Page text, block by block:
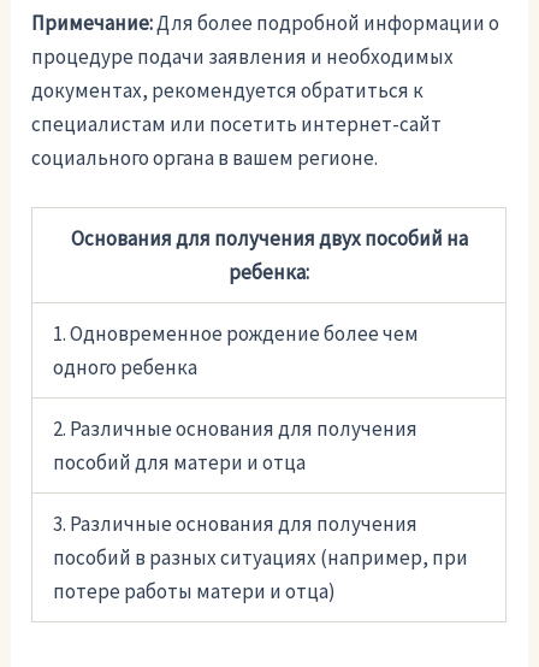
Примечание:Для более подробной информации о
процедуре подачи заявления и необходимых
документах, рекомендуется обратиться к
специалистам или посетить интернет-сайт
социального органа в вашем регионе.
Основания для получения двух пособий на
ребенка:
1. Одновременное рождение более чем
одного ребенка
2. Различные основания для получения
пособий для матери и отца
3. Различные основания для получения
пособий в разных ситуациях (например, при
потере работы матери и отца)